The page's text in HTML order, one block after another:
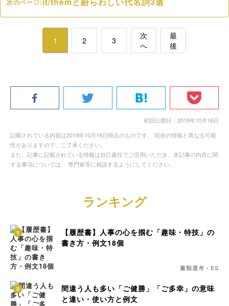
1 2 3
次
へ
最
後
初回公開日：2019年10月16日
記載されている内容は2019年10月16日時点のものです。 現在の情報と異なる可能
性がありますので、ご了承ください。
また、記事に記載されている情報は自己責任でご活用いただき、本記事の内容に関
する事項については、 専門家等に相談するようにしてください。
ランキング
1
【履歴書】人事の心を掴む「趣味・特技」の
書き方・例文18個
書類選考・ES
2
間違う人も多い「ご健勝」「ご多幸」の意味
と違い・使い方と例文